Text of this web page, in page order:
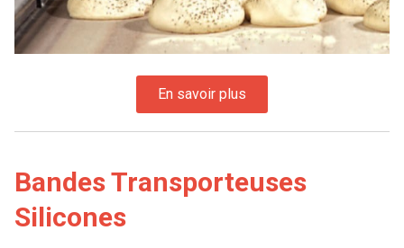
Bandes Transporteuses
Silicones